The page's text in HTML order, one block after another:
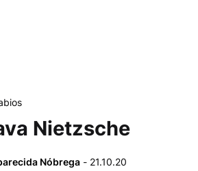
Nietzsche
Nóbrega - 21.10.20